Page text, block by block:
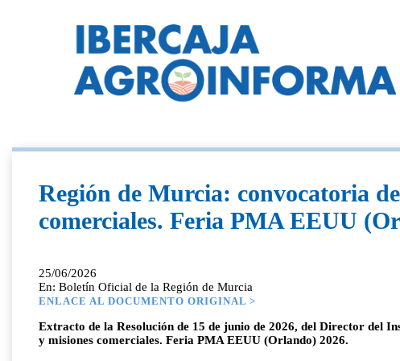
Región de Murcia: convocatoria
comerciales. Feria PMA EEUU
25/06/2026
En: Boletín Oficial de la Región de Murcia
ENLACE AL DOCUMENTO ORIGINAL >
Extracto de la Resolución de 15 de junio de 2026, del Director del
y misiones comerciales. Feria PMA EEUU (Orlando) 2026.